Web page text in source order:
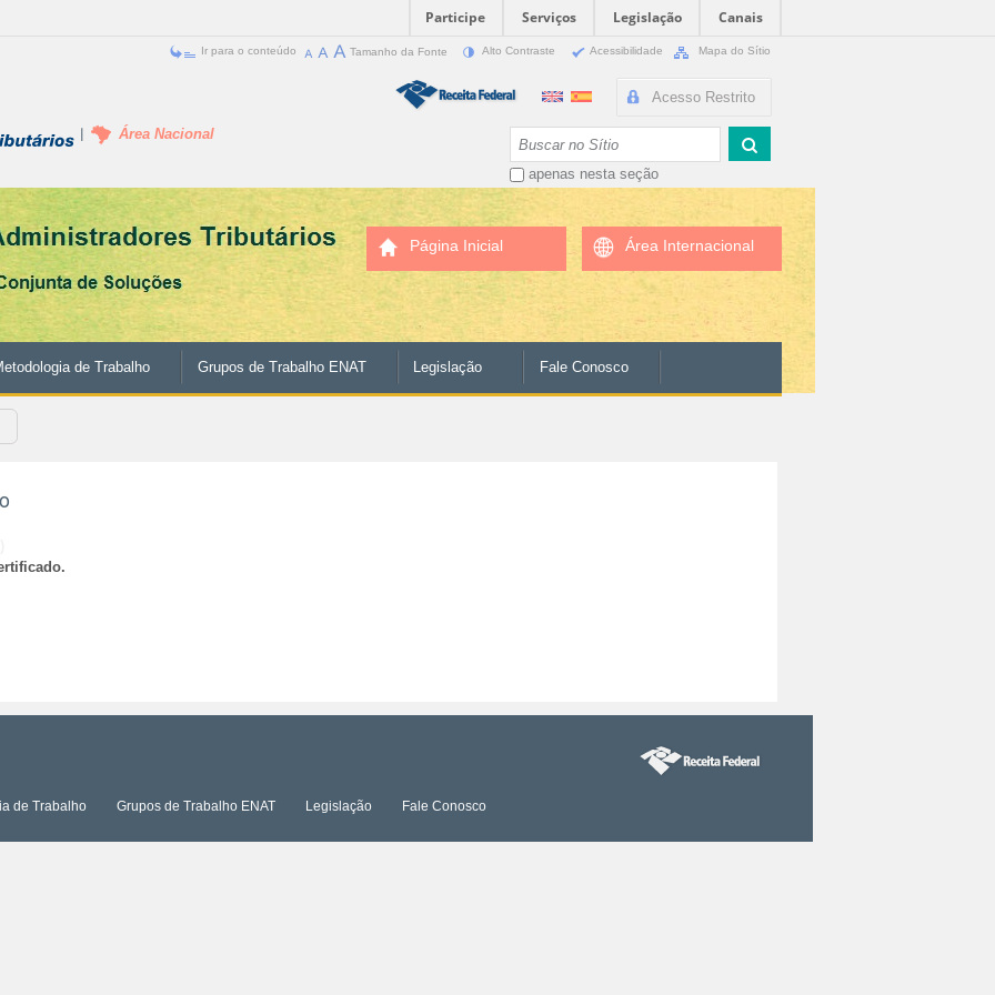
Participe Serviços Legislação
Canais
Ir para o conteúdo Tamanho da Fonte Alto Contraste Acessibilidade Mapa do Sítio
Acesso Restrito
apenas nesta seção
Área Nacional
Página Inicial Área Internacional
de Trabalho Grupos de Trabalho ENAT Legislação Fale Conosco
de Trabalho Grupos de Trabalho ENAT Legislação Fale Conosco